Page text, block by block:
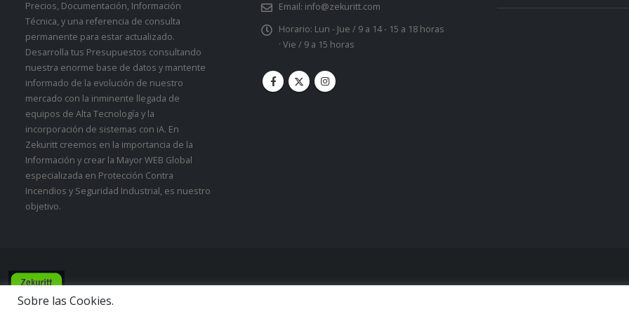
Precios, Documentación, Información
Técnica, y una referencia de consulta
permanente para estar actualizado.
Desarrolla tus Presupuestos consultando
nuestra enorme base de datos y mantente
informado de la evolución de nuestro
mercado con la inminente llegada de
equipos de Alta Tecnología y la
incorporación de sistemas con iA. En
Zekuritt creemos en la importancia de la
Información y crear la Mayor WEB Global
especializada en Protección Contra
Incendios y Seguridad Industrial, es nuestro
objetivo.
Email: info@zekuritt.com
Horario: Lun - Jue / 9 a 14 - 15 a 18 horas
· Vie / 9 a 15 horas
Zekuritt TM; Copyright 2021. Derechos Reservados.
Sobre las Cookies.